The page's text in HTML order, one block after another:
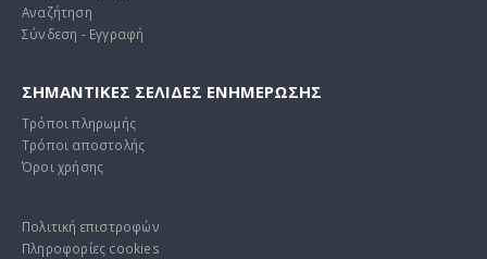
Αναζήτηση
Σύνδεση - Εγγραφή
ΣΗΜΑΝΤΙΚΕΣ ΣΕΛΙΔΕΣ ΕΝΗΜΕΡΩΣΗΣ
Τρόποι πληρωμής
Τρόποι αποστολής
Όροι χρήσης
Πολιτική επιστροφών
Πληροφορίες cookies